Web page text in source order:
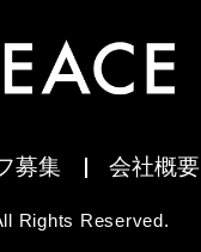
募集 会社概要
Rights Reserved.